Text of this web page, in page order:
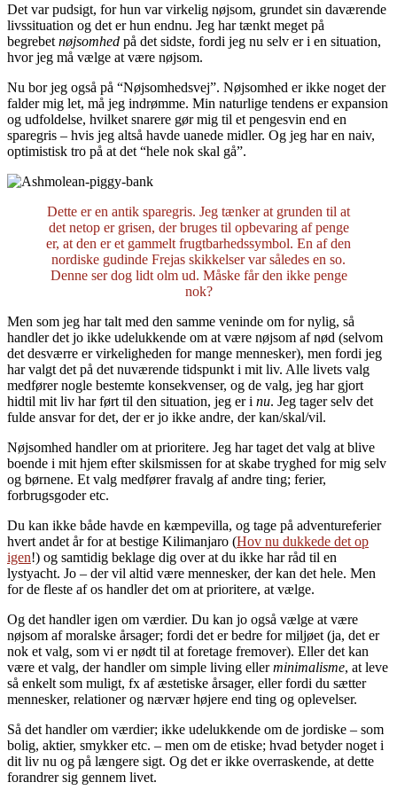
Det var pudsigt, for hun var virkelig nøjsom, grundet sin daværende
livssituation og det er hun endnu. Jeg har tænkt meget på
begrebet nøjsomhed på det sidste, fordi jeg nu selv er i en situation,
hvor jeg må vælge at være nøjsom.
Nu bor jeg også på “Nøjsomhedsvej”. Nøjsomhed er ikke noget der
falder mig let, må jeg indrømme. Min naturlige tendens er expansion
og udfoldelse, hvilket snarere gør mig til et pengesvin end en
sparegris – hvis jeg altså havde uanede midler. Og jeg har en naiv,
optimistisk tro på at det “hele nok skal gå”.
Dette er en antik sparegris. Jeg tænker at grunden til at
det netop er grisen, der bruges til opbevaring af penge
er, at den er et gammelt frugtbarhedssymbol. En af den
nordiske gudinde Frejas skikkelser var således en so.
Denne ser dog lidt olm ud. Måske får den ikke penge
nok?
Men som jeg har talt med den samme veninde om for nylig, så
handler det jo ikke udelukkende om at være nøjsom af nød (selvom
det desværre er virkeligheden for mange mennesker), men fordi jeg
har valgt det på det nuværende tidspunkt i mit liv. Alle livets valg
medfører nogle bestemte konsekvenser, og de valg, jeg har gjort
hidtil mit liv har ført til den situation, jeg er i nu. Jeg tager selv det
fulde ansvar for det, der er jo ikke andre, der kan/skal/vil.
Nøjsomhed handler om at prioritere. Jeg har taget det valg at blive
boende i mit hjem efter skilsmissen for at skabe tryghed for mig selv
og børnene. Et valg medfører fravalg af andre ting; ferier,
forbrugsgoder etc.
Du kan ikke både havde en kæmpevilla, og tage på adventureferier
hvert andet år for at bestige Kilimanjaro (Hov nu dukkede det op
igen!) og samtidig beklage dig over at du ikke har råd til en
lystyacht. Jo – der vil altid være mennesker, der kan det hele. Men
for de fleste af os handler det om at prioritere, at vælge.
Og det handler igen om værdier. Du kan jo også vælge at være
nøjsom af moralske årsager; fordi det er bedre for miljøet (ja, det er
nok et valg, som vi er nødt til at foretage fremover). Eller det kan
være et valg, der handler om simple living ellerminimalisme, at leve
så enkelt som muligt, fx af æstetiske årsager, eller fordi du sætter
mennesker, relationer og nærvær højere end ting og oplevelser.
Så det handler om værdier; ikke udelukkende om de jordiske – som
bolig, aktier, smykker etc. – men om de etiske; hvad betyder noget i
dit liv nu og på længere sigt. Og det er ikke overraskende, at dette
forandrer sig gennem livet.